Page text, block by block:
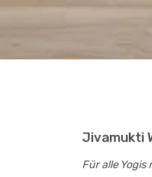
Jivamukti
Für alle